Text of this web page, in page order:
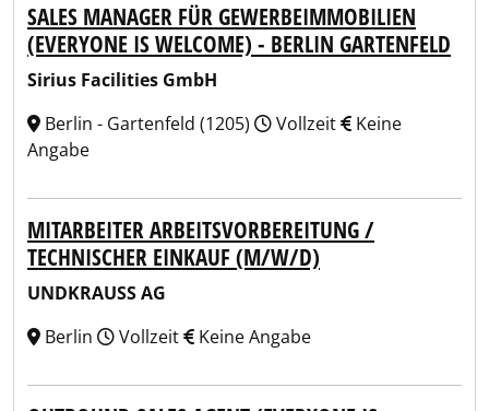
SALES MANAGER FÜR GEWERBEIMMOBILIEN
(EVERYONE IS WELCOME) - BERLIN GARTENFELD
Sirius Facilities GmbH
Berlin - Gartenfeld (1205)
Vollzeit
Keine
Angabe
MITARBEITER ARBEITSVORBEREITUNG /
TECHNISCHER EINKAUF (M/W/D)
UNDKRAUSS AG
Berlin
Vollzeit Keine Angabe